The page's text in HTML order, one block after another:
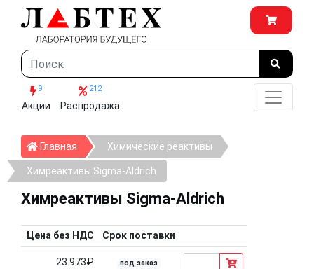
9
Акции
212
Распродажа
Главная ГлавнаяХимические реактивы
Химреактивы Sigma-Aldrich
Химреактивы Sigma-Aldrich
Цена без НДС Срок поставки
23 973₽ под заказ